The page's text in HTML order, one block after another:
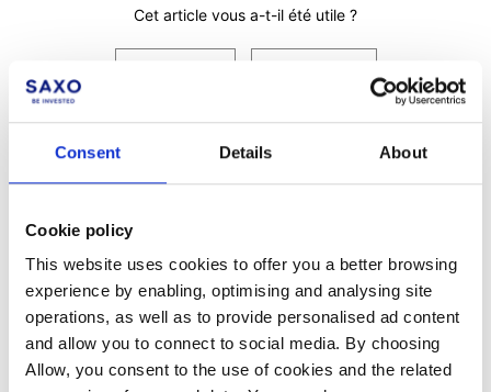
Consent Details About
Cookie policy
This website uses cookies to offer you a better browsing
experience by enabling, optimising and analysing site
operations, as well as to provide personalised ad content
and allow you to connect to social media. By choosing
Allow, you consent to the use of cookies and the related
Cet article vous a-t-il été utile ?
Pas encore client ?
Apprenez-en davantage sur nos plateformes
d'investissement, nos produits et nos prix